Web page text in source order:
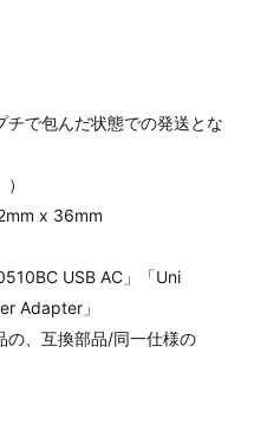
で包んだ状態での発送とな
x 36mm
USB AC」「Uni
Adapter」
の、互換部品/同一仕様の